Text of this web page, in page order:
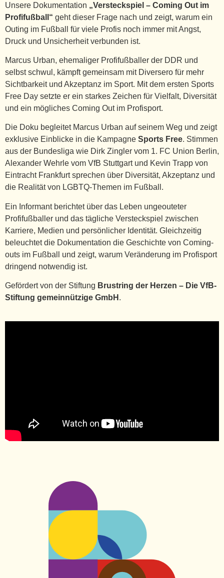
Unsere Dokumentation „Versteckspiel – Coming Out im
Profifußball“ geht dieser Frage nach und zeigt, warum ein
Outing im Fußball für viele Profis noch immer mit Angst,
Druck und Unsicherheit verbunden ist.
Marcus Urban, ehemaliger Profifußballer der DDR und
selbst schwul, kämpft gemeinsam mit Diversero für mehr
Sichtbarkeit und Akzeptanz im Sport. Mit dem ersten Sports
Free Day setzte er ein starkes Zeichen für Vielfalt, Diversität
und ein mögliches Coming Out im Profisport.
Die Doku begleitet Marcus Urban auf seinem Weg und zeigt
exklusive Einblicke in die Kampagne Sports Free. Stimmen
aus der Bundesliga wie Dirk Zingler vom 1. FC Union Berlin,
Alexander Wehrle vom VfB Stuttgart und Kevin Trapp von
Eintracht Frankfurt sprechen über Diversität, Akzeptanz und
die Realität von LGBTQ-Themen im Fußball.
Ein Informant berichtet über das Leben ungeouteter
Profifußballer und das tägliche Versteckspiel zwischen
Karriere, Medien und persönlicher Identität. Gleichzeitig
beleuchtet die Dokumentation die Geschichte von Coming-
outs im Fußball und zeigt, warum Veränderung im Profisport
dringend notwendig ist.
Gefördert von der Stiftung Brustring der Herzen – Die VfB-
Stiftung gemeinnützige GmbH .